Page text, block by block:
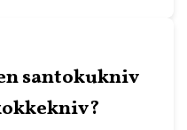
santokukniv